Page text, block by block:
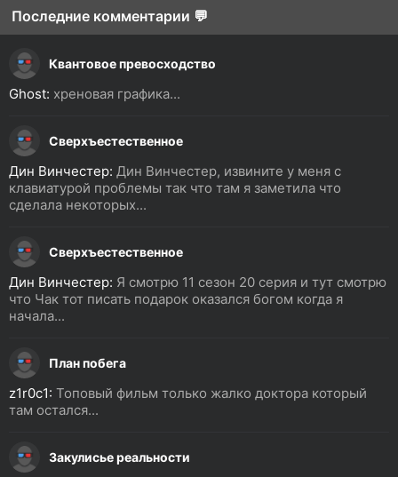
Последние комментарии 💬
Квантовое превосходство
Ghost: хреновая графика...
Сверхъестественное
Дин Винчестер: Дин Винчестер, извините у меня с
клавиатурой проблемы так что там я заметила что
сделала некоторых...
Сверхъестественное
Дин Винчестер: Я смотрю 11 сезон 20 серия и тут смотрю
что Чак тот писать подарок оказался богом когда я
начала...
План побега
z1r0c1: Топовый фильм только жалко доктора который
там остался...
Закулисье реальности